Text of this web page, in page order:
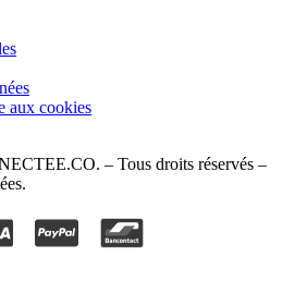
aux cookies
. – Tous droits réservés –